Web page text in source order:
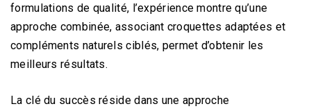
formulations de qualité, l’expérience montre qu’une
approche combinée, associant croquettes adaptées et
compléments naturels ciblés, permet d’obtenir les
meilleurs résultats.
La clé du succès réside dans une approche